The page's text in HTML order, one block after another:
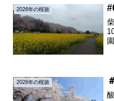
2026年の桜旅
2026年の桜旅